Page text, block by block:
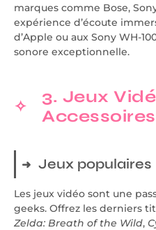
marques comme Bose,
expérience d’écoute
d’Apple ou aux Sony WH-
sonore exceptionnelle.
3. Jeux
Accessoires
Jeux populaires
Les jeux vidéo sont une
geeks. Offrez les derniers
Zelda: Breath of the Wild,